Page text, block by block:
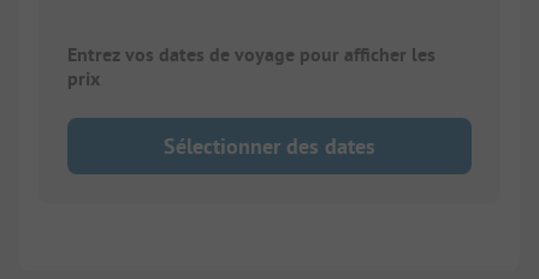
Entrez vos dates de voyage pour afficher les
prix
Sélectionner des dates